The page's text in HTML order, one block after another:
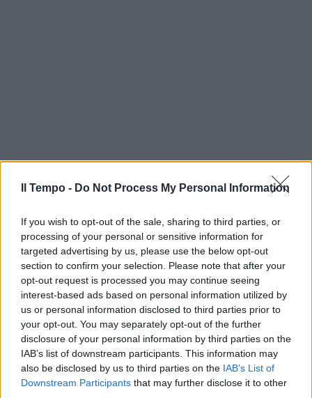
Il Tempo - Do Not Process My Personal Information
If you wish to opt-out of the sale, sharing to third parties, or
processing of your personal or sensitive information for
targeted advertising by us, please use the below opt-out
section to confirm your selection. Please note that after your
opt-out request is processed you may continue seeing
interest-based ads based on personal information utilized by
us or personal information disclosed to third parties prior to
your opt-out. You may separately opt-out of the further
disclosure of your personal information by third parties on the
IAB’s list of downstream participants. This information may
also be disclosed by us to third parties on the IAB’s List of
Downstream Participants that may further disclose it to other
In evidenza